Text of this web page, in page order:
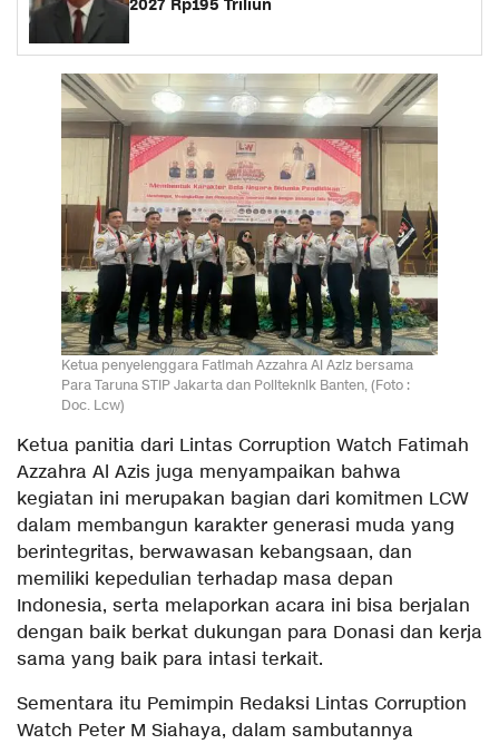
2027 Rp195 Triliun
Ketua penyelenggara Fatimah Azzahra Al Aziz bersama
Para Taruna STIP Jakarta dan Politeknik Banten, (Foto :
Doc. Lcw)
Ketua panitia dari Lintas Corruption Watch Fatimah
Azzahra Al Azis juga menyampaikan bahwa
kegiatan ini merupakan bagian dari komitmen LCW
dalam membangun karakter generasi muda yang
berintegritas, berwawasan kebangsaan, dan
memiliki kepedulian terhadap masa depan
Indonesia, serta melaporkan acara ini bisa berjalan
dengan baik berkat dukungan para Donasi dan kerja
sama yang baik para intasi terkait.
Sementara itu Pemimpin Redaksi Lintas Corruption
Watch Peter M Siahaya, dalam sambutannya